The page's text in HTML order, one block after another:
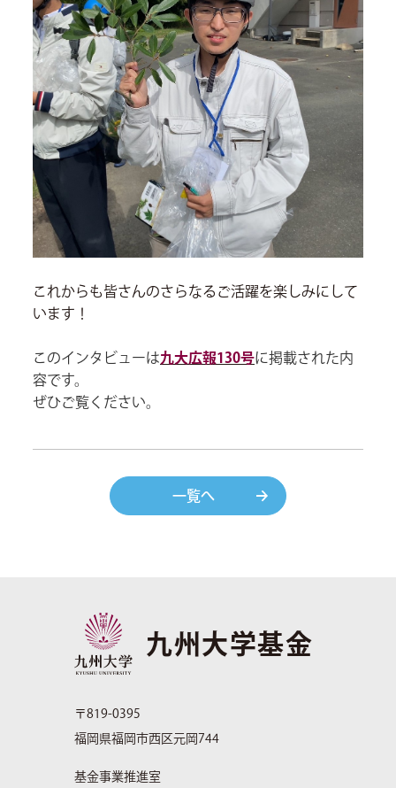
これからも皆さんのさらなるご活躍を楽しみにして
います！
このインタビューは九大広報130号に掲載された内
容です。
ぜひご覧ください。
一覧へ
九州大学基金
〒819-0395
福岡県福岡市西区元岡744
基金事業推進室